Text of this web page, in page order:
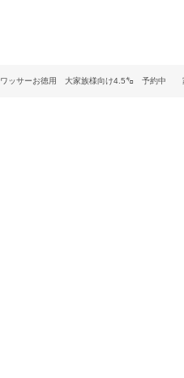
ワッサーお徳用 大家族様向け4.5㌔ 予約中